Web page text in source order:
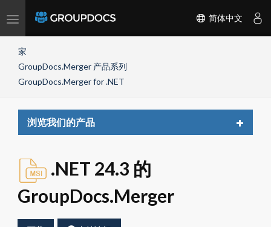
Toggle
简体中文
家
GroupDocs.Merger 产品系列
GroupDocs.Merger for .NET
浏览我们的产品
Toggle
.NET 24.3 的
GroupDocs.Merger